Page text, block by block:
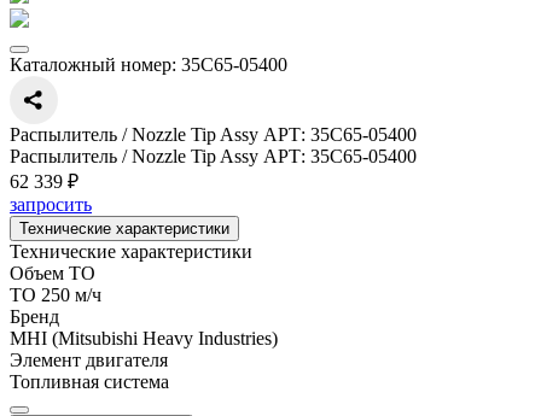
Каталожный номер: 35C65-05400
Распылитель / Nozzle Tip Assy АРТ: 35C65-05400
Распылитель / Nozzle Tip Assy АРТ: 35C65-05400
62 339 ₽
запросить
Технические характеристики
Технические характеристики
Объем ТО
ТО 250 м/ч
Бренд
MHI (Mitsubishi Heavy Industries)
Элемент двигателя
Топливная система